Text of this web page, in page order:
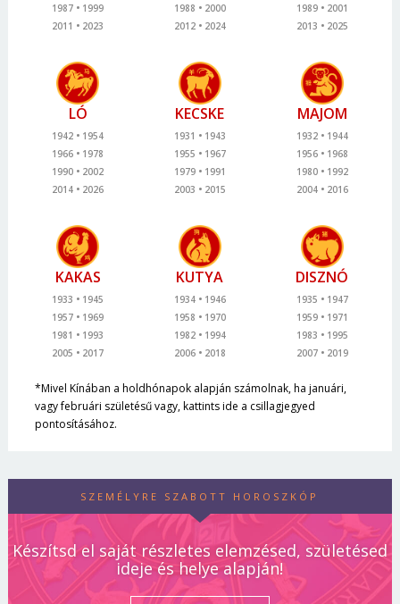
1987
1999
2011
2023
1988
2000
2012
2024
1989
2001
2013
2025
LÓ
1942
1954
1966
1978
1990
2002
2014
2026
KECSKE
1931
1943
1955
1967
1979
1991
2003
2015
MAJOM
1932
1944
1956
1968
1980
1992
2004
2016
KAKAS
1933
1945
1957
1969
1981
1993
2005
2017
KUTYA
1934
1946
1958
1970
1982
1994
2006
2018
DISZNÓ
1935
1947
1959
1971
1983
1995
2007
2019
*Mivel Kínában a holdhónapok alapján számolnak, ha januári,
vagy februári születésű vagy, kattints ide a csillagjegyed
pontosításához.
SZEMÉLYRE SZABOTT HOROSZKÓP
Készítsd el saját részletes elemzésed, születésed
ideje és helye alapján!